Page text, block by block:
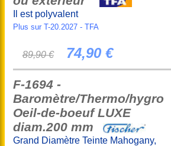
Il est polyvalent
Plus sur T-20.2027 - TFA
89,90 € 74,90 €
F-1694 -
Baromètre/Thermo/hygro
Oeil-de-boeuf LUXE
diam.200 mm
Grand Diamètre Teinte Mahogany,